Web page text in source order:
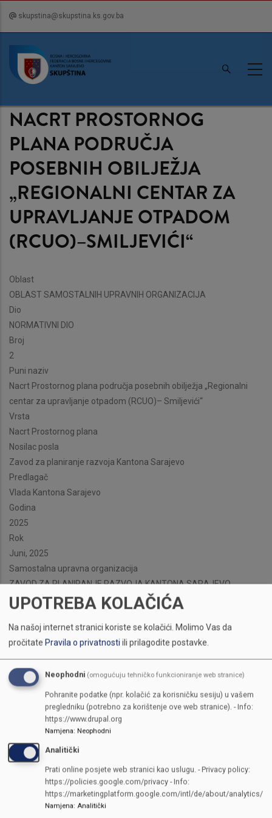
content
skupstina@skupstina.ks.gov.ba
NACRT PROSTORNOG
PLANA PODRUČJA
POSEBNIH OBILJEŽJA
„REGIONALNI CENTAR ZA
UPRAVLJANJE OTPADOM
(RCUO)–SMILJEVIĆI“
Oblast
OBLAST SAMOSTALNIH UPRAVNIH ORGANIZACIJA
Dio
NORMATIVNI DIO
Broj
2
Puni naziv
Nacrt Prostornog plana područja posebnih obilježja „Regionalni
centar za upravljanje otpadom (RCUO)– Smiljevići“
Vrsta
Nacrt Prostornog plana
Nosilac posla
Zavod za planiranje razvoja Kantona Sarajevo
Predlagač
Vlada Kantona Sarajevo
Godina
2025
Rok
Juni, 2025
Samostalna upravna organizacija
ZAVOD ZA PLANIRANJE RAZVOJA KANTONA SARAJEVO
UPOTREBA KOLAČIĆA
Na našoj internet stranici koriste se kolačići. Molimo Vas da
pročitate Pravila o privatnostiili prilagodite postavke.
Neophodni (omogućuju tehničko funkcioniranje web stranice)
Pohranite podatke (npr. kolačić za korisničku sesiju) u vašem
pregledniku (potrebno za korištenje ove web stranice). - Info:
https://www.drupal.org
Namjena: Neophodni
Analitički
Prati online posjete web stranici kao uslugu. - Privacy policy:
https://policies.google.com/privacy - Info:
https://marketingplatform.google.com/intl/de/about/analytics/
Namjena: Analitički